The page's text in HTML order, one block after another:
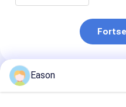
Empfohlene Produkte
Eason